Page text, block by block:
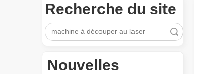
Recherche du site
recherche
Nouvelles